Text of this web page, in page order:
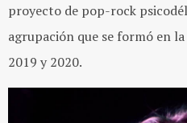
proyecto de pop-rock
agrupación que se formó en
2019 y 2020.